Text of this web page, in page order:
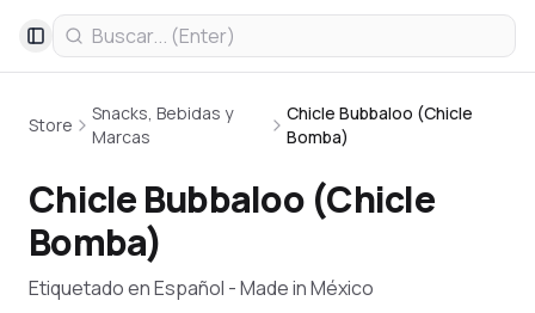
Toggle Sidebar
Store
Snacks, Bebidas y
Marcas
Chicle Bubbaloo (Chicle
Bomba)
Chicle Bubbaloo (Chicle
Bomba)
Etiquetado en Español - Made in México